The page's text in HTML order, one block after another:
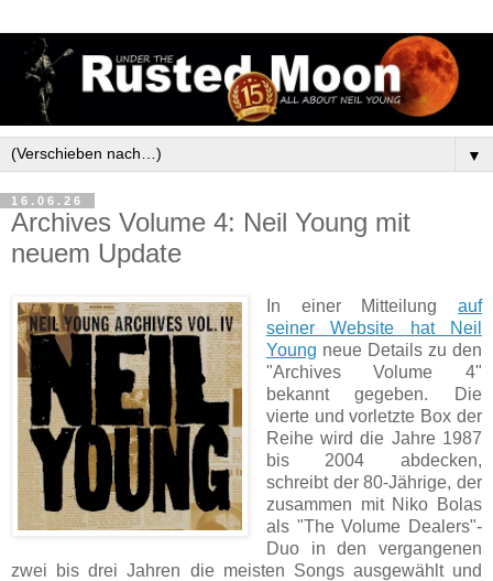
▼
16.06.26
Archives Volume 4: Neil Young mit
neuem Update
In einer Mitteilung auf
seiner Website hat Neil
Young neue Details zu den
"Archives Volume 4"
bekannt gegeben. Die
vierte und vorletzte Box der
Reihe wird die Jahre 1987
bis 2004 abdecken,
schreibt der 80-Jährige, der
zusammen mit Niko Bolas
als "The Volume Dealers"-
Duo in den vergangenen
zwei bis drei Jahren die meisten Songs ausgewählt und